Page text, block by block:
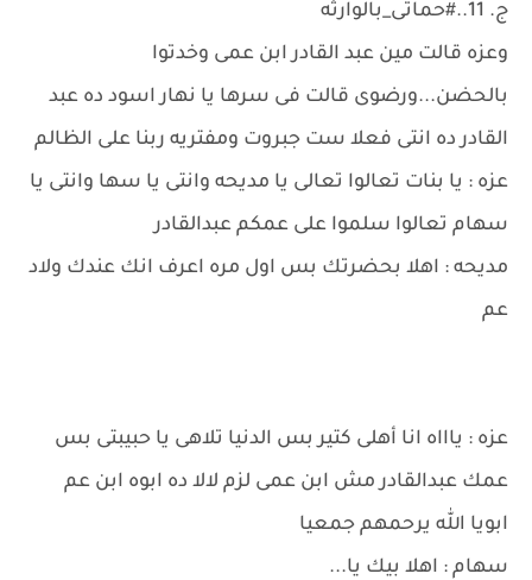
ج. 11..#حماتى_بالوارثه
وعزه قالت مين عبد القادر ابن عمى وخدتوا
بالحضن...ورضوى قالت فى سرها يا نهار اسود ده عبد
القادر ده انتى فعلا ست جبروت ومفتريه ربنا على الظالم
عزه : يا بنات تعالوا تعالى يا مديحه وانتى يا سها وانتى يا
سهام تعالوا سلموا على عمكم عبدالقادر
مديحه : اهلا بحضرتك بس اول مره اعرف انك عندك ولاد
عم
عزه : ياااه انا أهلى كتير بس الدنيا تلاهى يا حبيبتى بس
عمك عبدالقادر مش ابن عمى لزم لالا ده ابوه ابن عم
ابويا الله يرحمهم جمعيا
سهام : اهلا بيك يا...